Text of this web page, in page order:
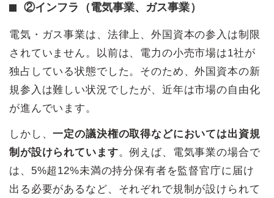
②インフラ（電気事業、ガス事業）
電気・ガス事業は、法律上、外国資本の参入は制限
されていません。以前は、電力の小売市場は1社が
独占している状態でした。そのため、外国資本の新
規参入は難しい状況でしたが、近年は市場の自由化
が進んでいます。
しかし、一定の議決権の取得などにおいては出資規
制が設けられています。例えば、電気事業の場合で
は、5%超12%未満の持分保有者を監督官庁に届け
出る必要があるなど、それぞれで規制が設けられて